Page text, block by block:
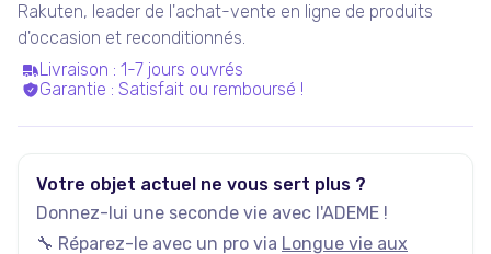
Rakuten, leader de l'achat-vente en ligne de produits
d'occasion et reconditionnés.
Livraison : 1-7 jours ouvrés
Garantie : Satisfait ou remboursé !
Votre objet actuel ne vous sert plus ?
Donnez-lui une seconde vie avec l'ADEME !
🔧 Réparez-le avec un pro via Longue vie aux